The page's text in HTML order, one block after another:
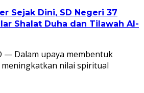
Sejak Dini, SD Negeri 37
Shalat Duha dan Tilawah Al-
— Dalam upaya membentuk
nilai spiritual